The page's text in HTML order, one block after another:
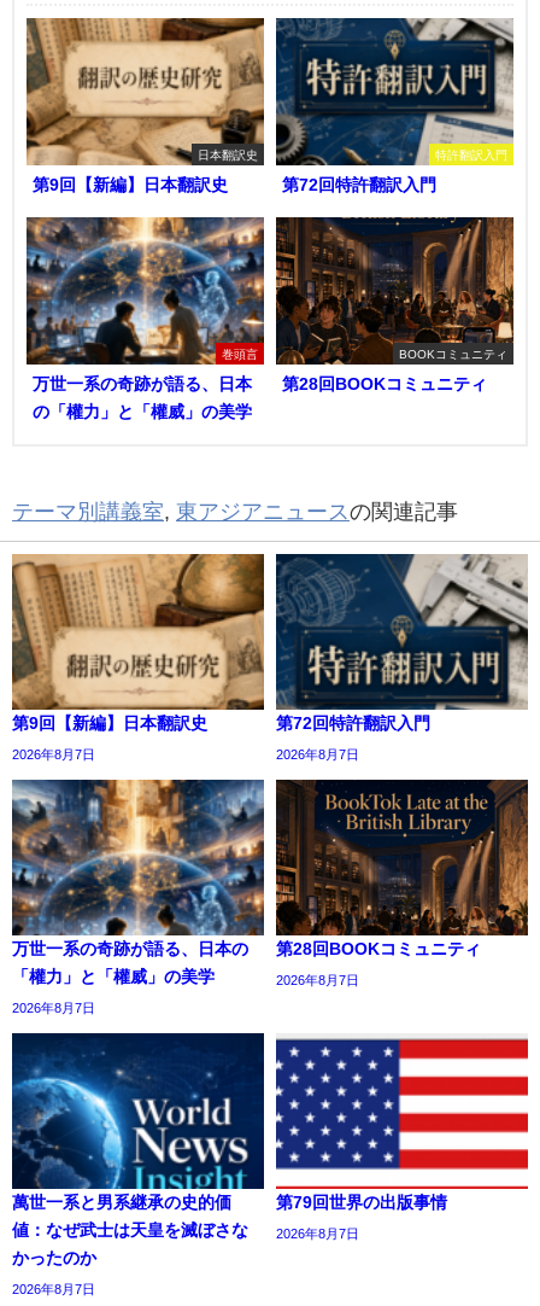
日本翻訳史
第9回【新編】日本翻訳史
特許翻訳入門
第72回特許翻訳入門
巻頭言
万世一系の奇跡が語る、日本
の「權力」と「權威」の美学
BOOKコミュニティ
第28回BOOKコミュニティ
テーマ別講義室 東アジアニュース の関連記事
第9回【新編】日本翻訳史
2026年8月7日
第72回特許翻訳入門
2026年8月7日
万世一系の奇跡が語る、日本の
「權力」と「權威」の美学
2026年8月7日
第28回BOOKコミュニティ
2026年8月7日
萬世一系と男系継承の史的価
値：なぜ武士は天皇を滅ぼさな
かったのか
2026年8月7日
第79回世界の出版事情
2026年8月7日